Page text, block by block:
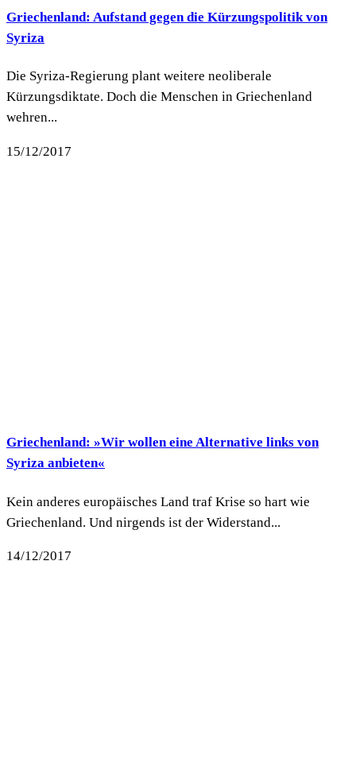
Griechenland: Aufstand gegen die Kürzungspolitik von
Syriza
Die Syriza-Regierung plant weitere neoliberale
Kürzungsdiktate. Doch die Menschen in Griechenland
wehren...
15/12/2017
Griechenland: »Wir wollen eine Alternative links von
Syriza anbieten«
Kein anderes europäisches Land traf Krise so hart wie
Griechenland. Und nirgends ist der Widerstand...
14/12/2017